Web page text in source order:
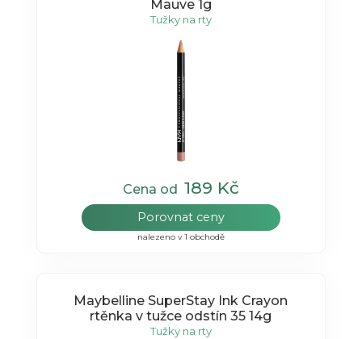
Mauve 1g
Tužky na rty
Cena od 189 Kč
Porovnat ceny
nalezeno v 1 obchodě
Maybelline SuperStay Ink Crayon
rtěnka v tužce odstín 35 14g
Tužky na rty